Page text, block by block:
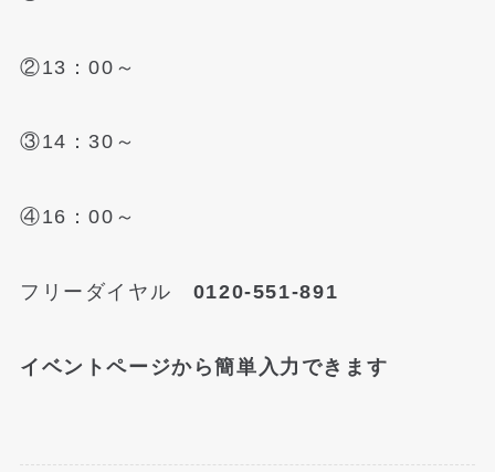
②13：00～
③14：30～
④16：00～
フリーダイヤル 0120-551-891
イベントページから簡単入力できます